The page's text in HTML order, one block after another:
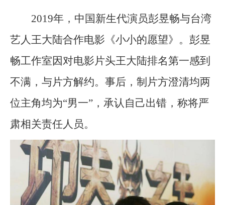
2019年，中国新生代演员彭昱畅与台湾
艺人王大陆合作电影《小小的愿望》。彭昱
畅工作室因对电影片头王大陆排名第一感到
不满，与片方解约。事后，制片方澄清均两
位主角均为“男一”，承认自己出错，称将严
肃相关责任人员。